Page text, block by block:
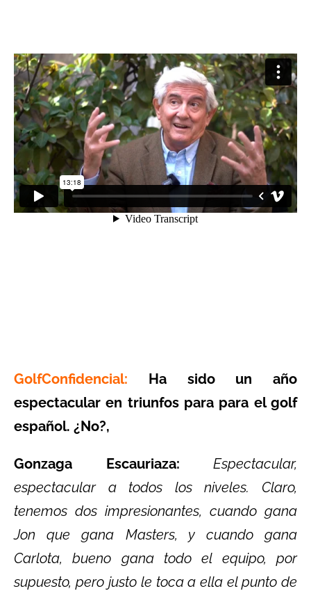
GolfConfidencial:
Ha sido un año
espectacular en triunfos para para el golf
español. ¿No?,
Gonzaga Escauriaza:
Espectacular,
espectacular a todos los niveles. Claro,
tenemos dos impresionantes, cuando gana
Jon que gana Masters, y cuando gana
Carlota, bueno gana todo el equipo, por
supuesto, pero justo le toca a ella el punto de